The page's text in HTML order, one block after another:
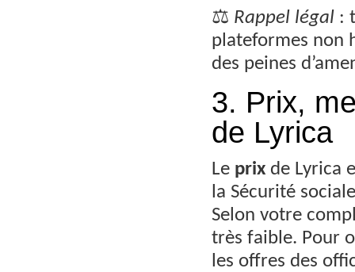
⚖️ Rappel légal :
plateformes non
des peines
3. Prix,
de Lyrica
Le prix de Lyrica
la Sécurité
Selon votre
très faible. Pour
les offres des